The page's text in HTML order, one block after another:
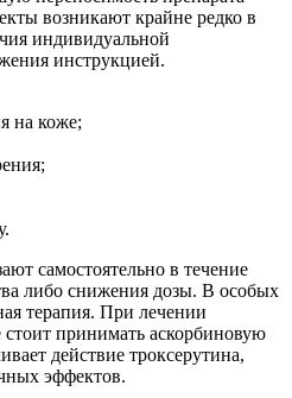
возникают крайне редко в
индивидуальной
инструкцией.
на коже;
самостоятельно в течение
либо снижения дозы. В особых
терапия. При лечении
стоит принимать аскорбиновую
действие троксерутина,
эффектов.